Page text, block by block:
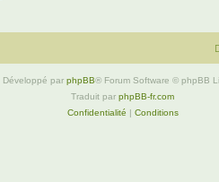
Développé par phpBB® Forum Software © phpBB
Traduit par phpBB-fr.com
Confidentialité | Conditions